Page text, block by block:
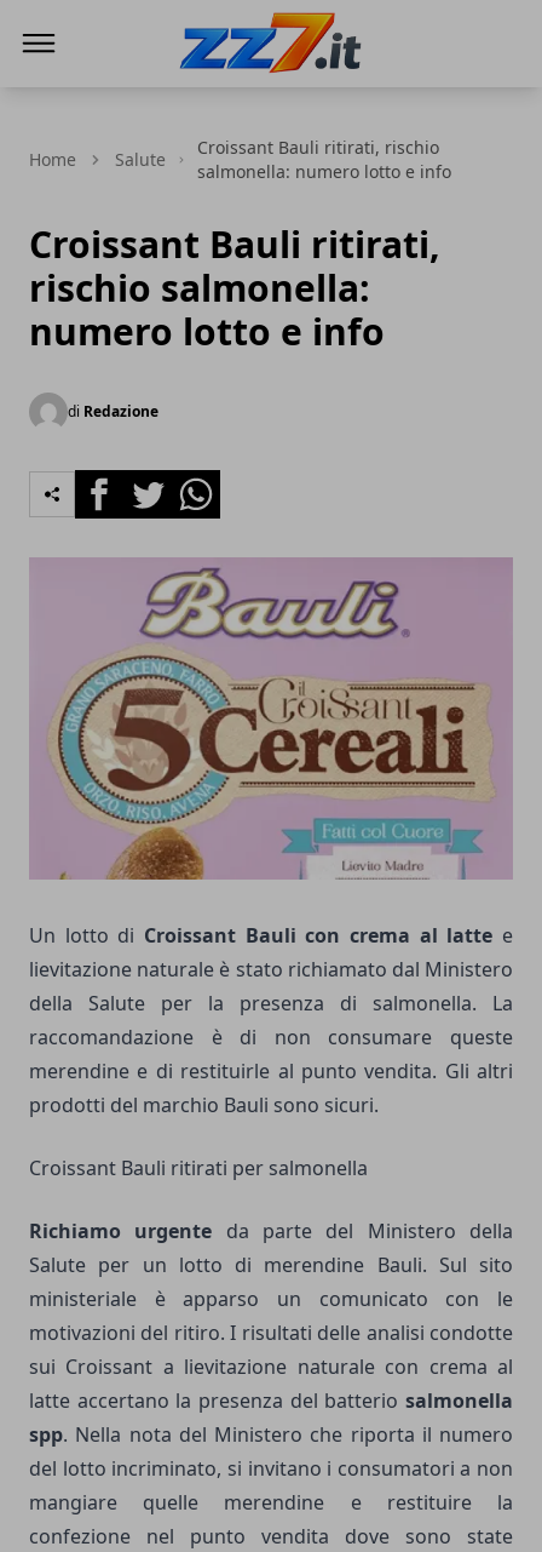
Home Salute
Croissant Bauli ritirati, rischio
salmonella: numero lotto e info
Croissant Bauli ritirati,
rischio salmonella:
numero lotto e info
di Redazione
FacebookTwitterWhatsapp
Un lotto di Croissant Bauli con crema al latte e
lievitazione naturale è stato richiamato dal Ministero
della Salute per la presenza di salmonella. La
raccomandazione è di non consumare queste
merendine e di restituirle al punto vendita. Gli altri
prodotti del marchio Bauli sono sicuri.
Croissant Bauli ritirati per salmonella
Richiamo urgente da parte del Ministero della
Salute per un lotto di merendine Bauli. Sul sito
ministeriale è apparso un comunicato con le
motivazioni del ritiro. I risultati delle analisi condotte
sui Croissant a lievitazione naturale con crema al
latte accertano la presenza del batterio salmonella
spp. Nella nota del Ministero che riporta il numero
del lotto incriminato, si invitano i consumatori a non
mangiare quelle merendine e restituire la
confezione nel punto vendita dove sono state